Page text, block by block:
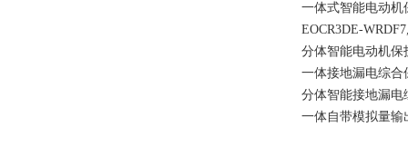
一体式智能电动机保
EOCR3DE-
分体智能电动机保护
一体接地漏电综合保
分体智能接地漏电综
一体自带模拟量输